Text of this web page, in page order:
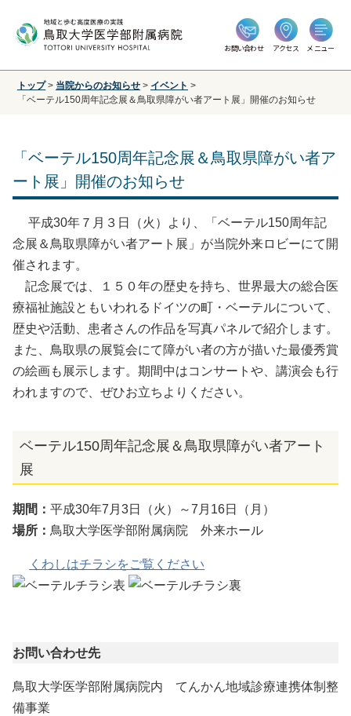
お問い合わせ アクセス メニュー
トップ > 当院からのお知らせ > イベント >
「ベーテル150周年記念展＆鳥取県障がい者アート展」開催のお知らせ
「ベーテル150周年記念展＆鳥取県障がい者ア
ート展」開催のお知らせ
平成30年７月３日（火）より、「ベーテル150周年記
念展＆鳥取県障がい者アート展」が当院外来ロビーにて開
催されます。
記念展では、１５０年の歴史を持ち、世界最大の総合医
療福祉施設ともいわれるドイツの町・ベーテルについて、
歴史や活動、患者さんの作品を写真パネルで紹介します。
また、鳥取県の展覧会にて障がい者の方が描いた最優秀賞
の絵画も展示します。期間中はコンサートや、講演会も行
われますので、ぜひお立ちよりください。
ベーテル150周年記念展＆鳥取県障がい者アート
展
期間： 平成30年7月3日（火）～7月16日（月）
場所： 鳥取大学医学部附属病院 外来ホール
くわしはチラシをご覧ください
お問い合わせ先
鳥取大学医学部附属病院内 てんかん地域診療連携体制整
備事業